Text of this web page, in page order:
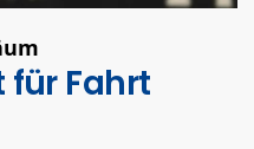
für Fahrt